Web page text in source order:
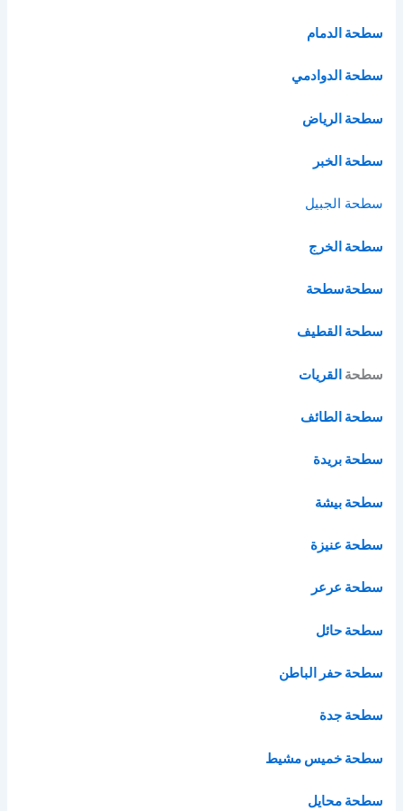
سطحة الدمام
سطحة الدوادمي
سطحة الرياض
سطحة الخبر
سطحة الجبيل
سطحة الخرج
سطحةسطحة
سطحة القطيف
سطحة القريات
سطحة الطائف
سطحة بريدة
سطحة بيشة
سطحة عنيزة
سطحة عرعر
سطحة حائل
سطحة حفر الباطن
سطحة جدة
سطحة خميس مشيط
سطحة محايل